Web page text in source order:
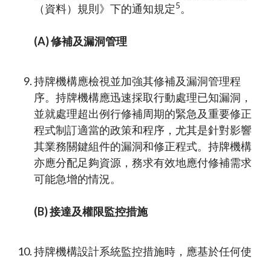
（資料）規則》下的通知規定5。
(A) 修補及漏洞管理
持牌機構應檢視並加強其修補及漏洞管理程
序。持牌機構應迅速採取行動處理已知漏洞，
並就處理超出例行修補周期的緊急及重要修正
程式制訂適當的政策和程序，尤其是針對影響
其業務關鍵組件的漏洞和修正程式。持牌機構
亦應分配足夠資源，務求有效地應付修補需求
可能急增的情況。
(B) 接達及權限監控措施
持牌機構設計系統監控措施時，應基於任何使